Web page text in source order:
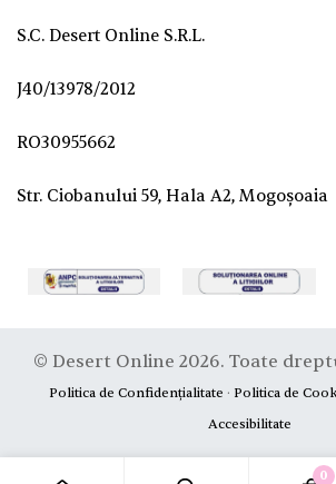
S.C. Desert Online S.R.L.
J40/13978/2012
RO30955662
Str. Ciobanului 59, Hala A2, Mogoșoaia
© Desert Online 2026. Toate
Politica de Confidențialitate · Politica de
Accesibilitate
0